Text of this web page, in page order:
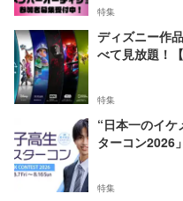
特集
ディズニー作
べて見放題！【
特集
“日本一のイ
ターコン2026
特集